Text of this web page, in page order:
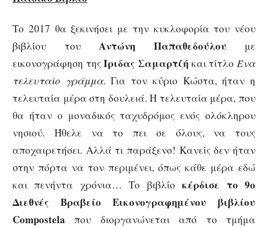
Το 2017 θα ξεκινήσει με την κυκλοφορία του νέου
βιβλίου του Αντώνη Παπαθεδούλου με
εικονογράφηση τηςΊριδας Σαμαρτζή και τίτλοΈνα
τελευταίο γράμμα. Για τον κύριο Κώστα, ήταν η
τελευταία μέρα στη δουλειά. Η τελευταία μέρα, που
θα ήταν ο μοναδικός ταχυδρόμος ενός ολόκληρου
νησιού. Ήθελε να το πει σε όλους, να τους
αποχαιρετήσει. Αλλά τι παράξενο! Κανείς δεν ήταν
στην πόρτα να τον περιμένει, όπως κάθε μέρα εδώ
και πενήντα χρόνια… Το βιβλίοκέρδισε το9ο
Διεθνές Βραβείο Εικονογραφημένου βιβλίου
Compostela που διοργανώνεται από το τμήμα